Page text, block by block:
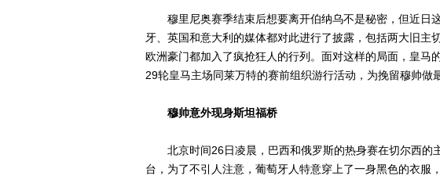
穆里尼奥赛季结束后想要离开伯纳乌不是秘密，但近日
牙、英国和意大利的媒体都对此进行了披露，包括两大旧主
欧洲豪门都加入了疯抢狂人的行列。面对这样的局面，皇马
29轮皇马主场同莱万特的赛前组织游行活动，为挽留穆帅做
穆帅意外现身斯坦福桥
北京时间26日凌晨，巴西和俄罗斯的热身赛在切尔西的
台，为了不引人注意，葡萄牙人特意穿上了一身黑色的衣服